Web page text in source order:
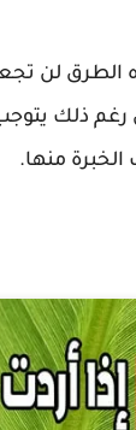
لن تجعل
رغم ذلك
منها.